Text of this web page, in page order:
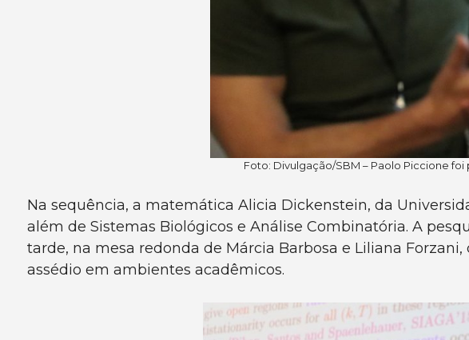
Foto: Divulgação/SBM – Paolo Piccione foi
Na sequência, a matemática Alicia Dickenstein, da
além de Sistemas Biológicos e Análise Combinatória. A
tarde, na mesa redonda de Márcia Barbosa e Liliana
assédio em ambientes acadêmicos.